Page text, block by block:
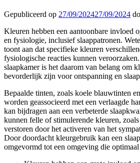
Gepubliceerd op 27/09/202427/09/2024
Kleuren hebben een aantoonbare invloed
en fysiologie, inclusief slaappatronen.
toont aan dat specifieke kleuren
fysiologische reacties kunnen
slaapkamer is het daarom van belang om
bevorderlijk zijn voor ontspanning en
Bepaalde tinten, zoals koele blauwtinten
worden geassocieerd met een verlaagde
kan bijdragen aan een verbeterde
kunnen felle of stimulerende kleuren,
verstoren door het activeren van het
Door doordacht kleurgebruik kan een
omgevormd tot een omgeving die